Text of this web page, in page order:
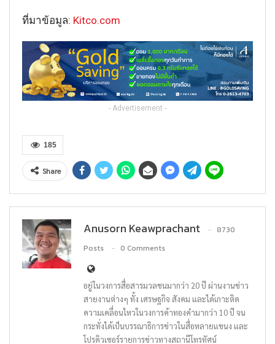
ที่มาข้อมูล: Kitco.com
- Advertisement -
185
Share
Anusorn Keawprachant
8730
Posts
0 Comments
อยู่ในวงการสื่อสารมวลชนมากว่า 20 ปี ผ่านงานข่าว
สายงานต่างๆ ทั้ง เศรษฐกิจ สังคม และได้เกาะติด
ความเคลื่อนไหวในวงการค้าทองคำมากว่า 10 ปี จน
กระทั่งได้เป็นบรรณาธิการข่าวในสื่อหลายแขนง และ
โปรดิวเซอร์รายการข่าวทางสถานีโทรทัศน์